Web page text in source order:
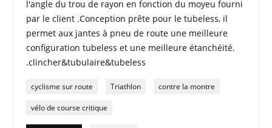
l'angle du trou de rayon en fonction du moyeu fourni
par le client .Conception prête pour le tubeless, il
permet aux jantes à pneu de route une meilleure
configuration tubeless et une meilleure étanchéité.
.clincher&tubulaire&tubeless
cyclisme sur route Triathlon contre la montre
vélo de course critique